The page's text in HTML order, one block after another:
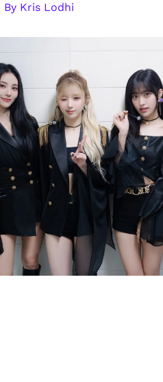
By Kris Lodhi